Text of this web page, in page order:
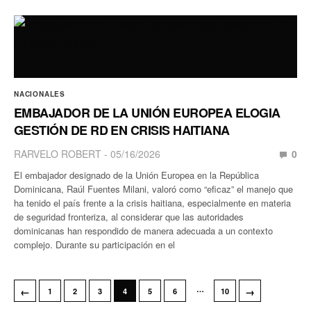
NACIONALES
EMBAJADOR DE LA UNIÓN EUROPEA ELOGIA
GESTIÓN DE RD EN CRISIS HAITIANA
RARVELO ROBERT 05/16/2026 0
El embajador designado de la Unión Europea en la República
Dominicana, Raúl Fuentes Milani, valoró como “eficaz” el manejo que
ha tenido el país frente a la crisis haitiana, especialmente en materia
de seguridad fronteriza, al considerar que las autoridades
dominicanas han respondido de manera adecuada a un contexto
complejo. Durante su participación en el
← 1 2 3 4 5 6 … 10 →